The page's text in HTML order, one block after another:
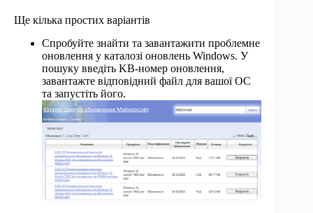
Ще кілька простих варіантів
Спробуйте знайти та завантажити проблемне
оновлення у каталозі оновлень Windows. У
пошуку введіть KB-номер оновлення,
завантажте відповідний файл для вашої ОС
та запустіть його.